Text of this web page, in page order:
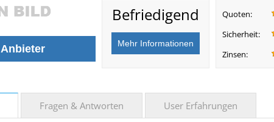
Befriedigend
Quoten:
Sicherheit:
Zinsen:
Fragen & Antworten User Erfahrungen